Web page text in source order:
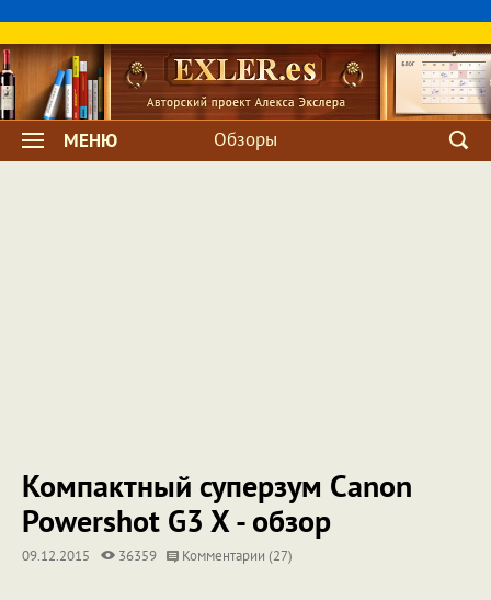
МЕНЮ Обзоры
Компактный суперзум Canon
Powershot G3 X - обзор
09.12.2015 36359 Комментарии (27)